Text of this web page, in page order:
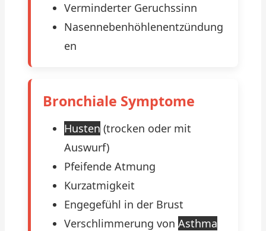
Verminderter Geruchssinn
Nasennebenhöhlenentzündung
en
Bronchiale Symptome
Husten (trocken oder mit
Auswurf)
Pfeifende Atmung
Kurzatmigkeit
Engegefühl in der Brust
Verschlimmerung von Asthma